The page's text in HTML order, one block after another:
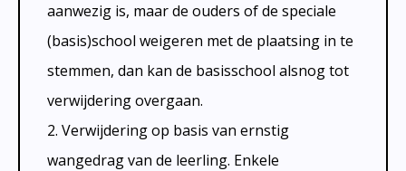
aanwezig is, maar de ouders of de speciale
(basis)school weigeren met de plaatsing in te
stemmen, dan kan de basisschool alsnog tot
verwijdering overgaan.
2. Verwijdering op basis van ernstig
wangedrag van de leerling. Enkele